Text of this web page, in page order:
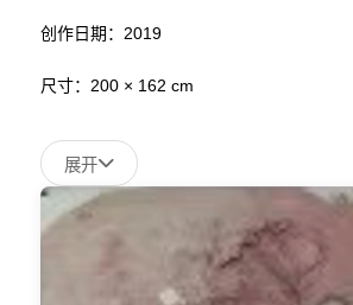
创作日期：2019
尺寸：200 × 162 cm
展开